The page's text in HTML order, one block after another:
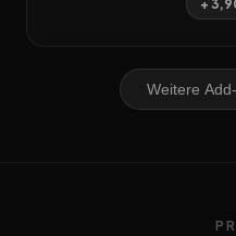
+
Weitere